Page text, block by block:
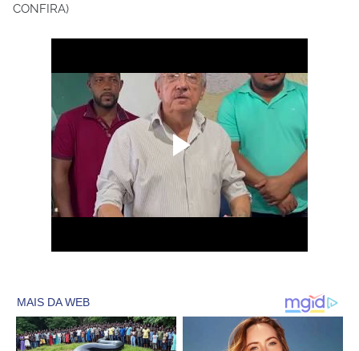
CONFIRA)